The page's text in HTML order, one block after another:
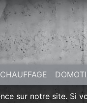
CHAUFFAGE
sur notre site. Si